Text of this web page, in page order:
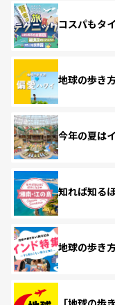
コスパもタ
地球の歩き
今年の夏は
知れば知る
地球の歩き